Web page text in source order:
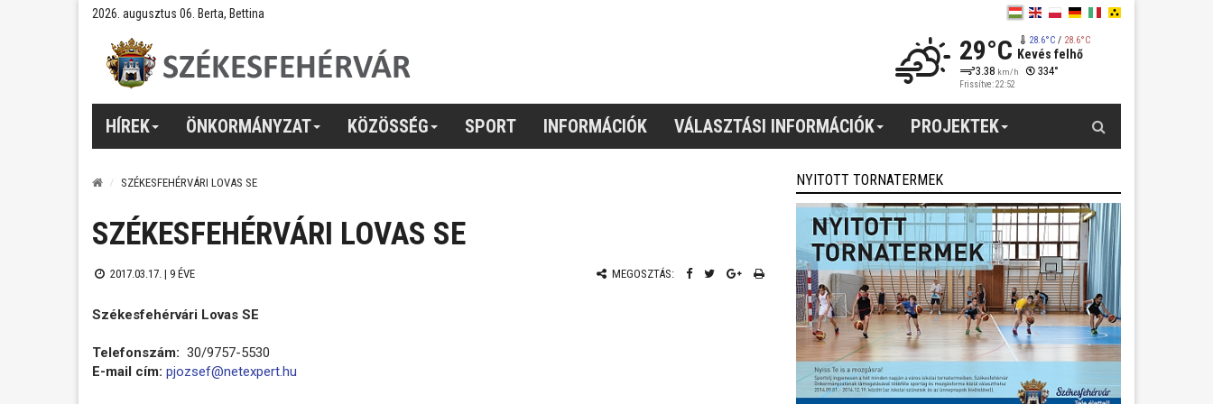
2026. augusztus 06. Berta, Bettina
29°C 28.6°C/ 28.6°C
Kevés felhő
3.38 km/h 334°
Frissítve: 22:52
HÍREK ÖNKORMÁNYZAT KÖZÖSSÉG SPORT INFORMÁCIÓK VÁLASZTÁSI INFORMÁCIÓK PROJEKTEK
SZÉKESFEHÉRVÁRI LOVAS SE
SZÉKESFEHÉRVÁRI LOVAS SE
2017.03.17. | 9 ÉVE MEGOSZTÁS:
Székesfehérvári Lovas SE
Telefonszám: 30/9757-5530
E-mail cím: pjozsef@netexpert.hu
NYITOTT TORNATERMEK